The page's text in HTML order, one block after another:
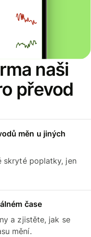
naši
převod
měn u jiných
skryté poplatky, jen
čase
a zjistěte, jak se
mění.